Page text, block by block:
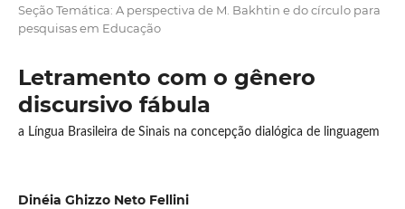
Seção Temática: A perspectiva de M. Bakhtin e do círculo para
pesquisas em Educação
Letramento com o gênero
discursivo fábula
a Língua Brasileira de Sinais na concepção dialógica de linguagem
Dinéia Ghizzo Neto Fellini